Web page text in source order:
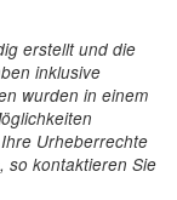
erstellt und die
inklusive
wurden in einem
Urheberrechte
so kontaktieren Sie